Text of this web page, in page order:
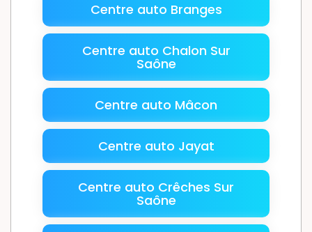
Centre auto Branges
Centre auto Chalon Sur
Saône
Centre auto Mâcon
Centre auto Jayat
Centre auto Crêches Sur
Saône